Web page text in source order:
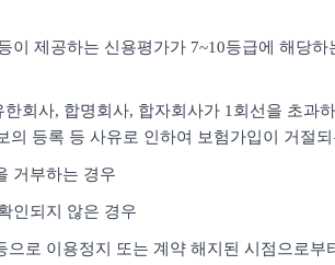
이 제공하는 신용평가가 7~10등급에 해당
회사, 합명회사, 합자회사가 1회선을 초
의 등록 등 사유로 인하여 보험가입이 거절
거부하는 경우
인되지 않은 경우
으로 이용정지 또는 계약 해지된 시점으로